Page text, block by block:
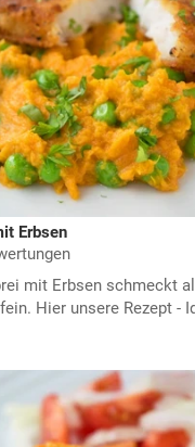
Erbsen
mit Erbsen schmeckt
Hier unsere Rezept -